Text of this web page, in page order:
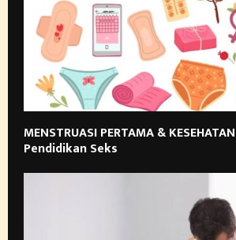
MENSTRUASI PERTAMA &
Pendidikan Seks